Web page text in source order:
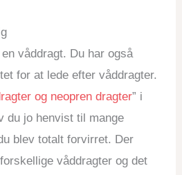
våddragt. Du har også
for at lede efter våddragter.
og neopren dragter” i
du jo henvist til mange
blev totalt forvirret. Der
våddragter og det